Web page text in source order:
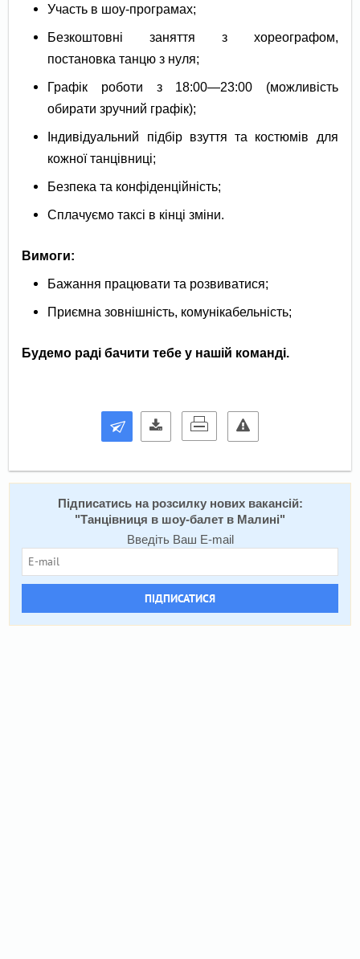
Участь в шоу-програмах;
Безкоштовні заняття з хореографом,
постановка танцю з нуля;
Графік роботи з 18:00—23:00 (можливість
обирати зручний графік);
Індивідуальний підбір взуття та костюмів для
кожної танцівниці;
Безпека та конфіденційність;
Сплачуємо таксі в кінці зміни.
Вимоги:
Бажання працювати та розвиватися;
Приємна зовнішність, комунікабельність;
Будемо раді бачити тебе у нашій команді.
Підписатись на розсилку нових вакансій:
"Танцівниця в шоу-балет в Малині"
Введіть Ваш E-mail
ПІДПИСАТИСЯ